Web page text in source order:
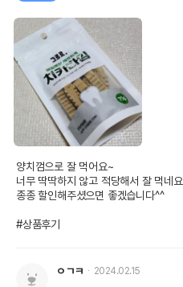
양치껌으로 잘 먹어요~
너무 딱딱하지 않고 적당해서 잘 먹네요
종종 할인해주셨으면 좋겠습니다^^
#상품후기
ㅇㄱㅋ 2024.02.15